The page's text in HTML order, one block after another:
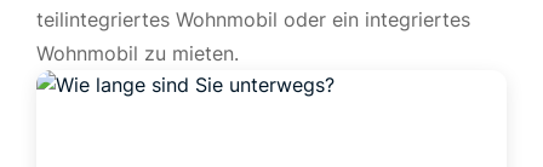
teilintegriertes Wohnmobil oder ein integriertes
Wohnmobil zu mieten.